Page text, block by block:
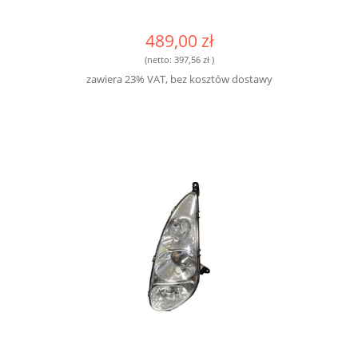
489,00 zł
(netto: 397,56 zł)
zawiera 23% VAT, bez kosztów dostawy